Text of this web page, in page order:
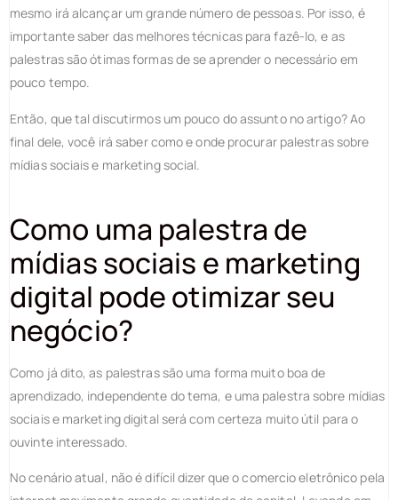
mesmo irá alcançar um grande número de pessoas. Por isso, é
importante saber das melhores técnicas para fazê-lo, e as
palestras são ótimas formas de se aprender o necessário em
pouco tempo.
Então, que tal discutirmos um pouco do assunto no artigo? Ao
final dele, você irá saber como e onde procurar palestras sobre
mídias sociais e marketing social.
Como uma palestra de
mídias sociais e marketing
digital pode otimizar seu
negócio?
Como já dito, as palestras são uma forma muito boa de
aprendizado, independente do tema, e uma palestra sobre mídias
sociais e marketing digital será com certeza muito útil para o
ouvinte interessado.
No cenário atual, não é difícil dizer que o comercio eletrônico pela